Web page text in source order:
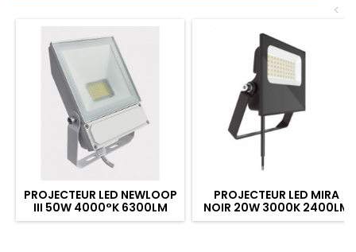
<
PROJECTEUR LED NEWLOOP
III 50W 4000°K 6300LM
BLANC - EOL
PROJECTEUR LED MIRA
NOIR 20W 3000K 2400LM